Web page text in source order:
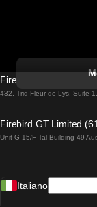
Firebird GT Limited
432, Triq Fleur de Lys, Suite
Firebird GT Limited
Unit G 15/F Tal Building 49
Italiano